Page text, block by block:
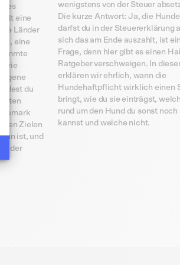
des
gilt eine
Länder
eine
wie
du
Zielen
tun ist, und
der
wenigstens von der Steuer
Die kurze Antwort: Ja, die
darfst du in der Steuererklärung
sich das am Ende auszahlt, ist
Frage, denn hier gibt es einen
Ratgeber verschweigen. In
erklären wir ehrlich, wann die
Hundehaftpflicht wirklich einen
bringt, wie du sie einträgst,
rund um den Hund du sonst noch
kannst und welche nicht.
Sie Ihre Optionen an